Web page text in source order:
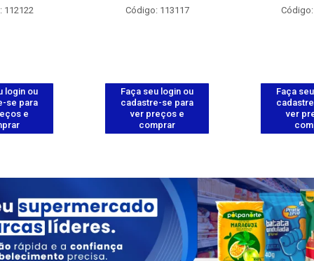
112122
login ou
se para
e
Código: 113117
Faça seu login ou
cadastre-se para
ver preços e
comprar
Faça
ver